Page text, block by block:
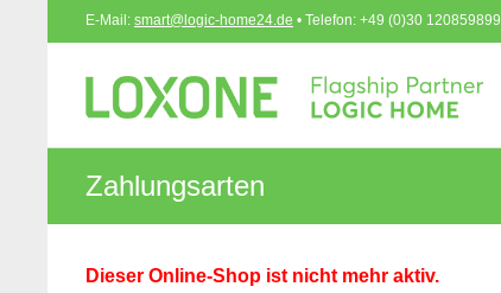
E-Mail: smart@logic-home24.de • Telefon: +49 (0)30 120859899
Zahlungsarten
Dieser Online-Shop ist nicht mehr aktiv.